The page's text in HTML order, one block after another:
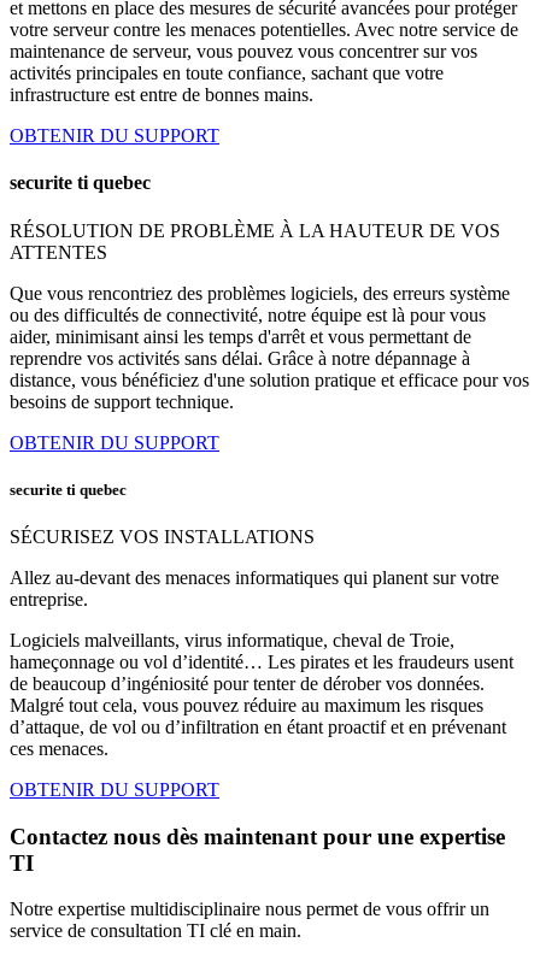
et mettons en place des mesures de sécurité avancées pour protéger
votre serveur contre les menaces potentielles. Avec notre service de
maintenance de serveur, vous pouvez vous concentrer sur vos
activités principales en toute confiance, sachant que votre
infrastructure est entre de bonnes mains.
OBTENIR DU SUPPORT
securite ti quebec
RÉSOLUTION DE PROBLÈME À LA HAUTEUR DE VOS
ATTENTES
Que vous rencontriez des problèmes logiciels, des erreurs système
ou des difficultés de connectivité, notre équipe est là pour vous
aider, minimisant ainsi les temps d'arrêt et vous permettant de
reprendre vos activités sans délai. Grâce à notre dépannage à
distance, vous bénéficiez d'une solution pratique et efficace pour vos
besoins de support technique.
OBTENIR DU SUPPORT
securite ti quebec
SÉCURISEZ VOS INSTALLATIONS
Allez au-devant des menaces informatiques qui planent sur votre
entreprise.
Logiciels malveillants, virus informatique, cheval de Troie,
hameçonnage ou vol d’identité… Les pirates et les fraudeurs usent
de beaucoup d’ingéniosité pour tenter de dérober vos données.
Malgré tout cela, vous pouvez réduire au maximum les risques
d’attaque, de vol ou d’infiltration en étant proactif et en prévenant
ces menaces.
OBTENIR DU SUPPORT
Contactez nous dès maintenant pour une expertise
TI
Notre expertise multidisciplinaire nous permet de vous offrir un
service de consultation TI clé en main.